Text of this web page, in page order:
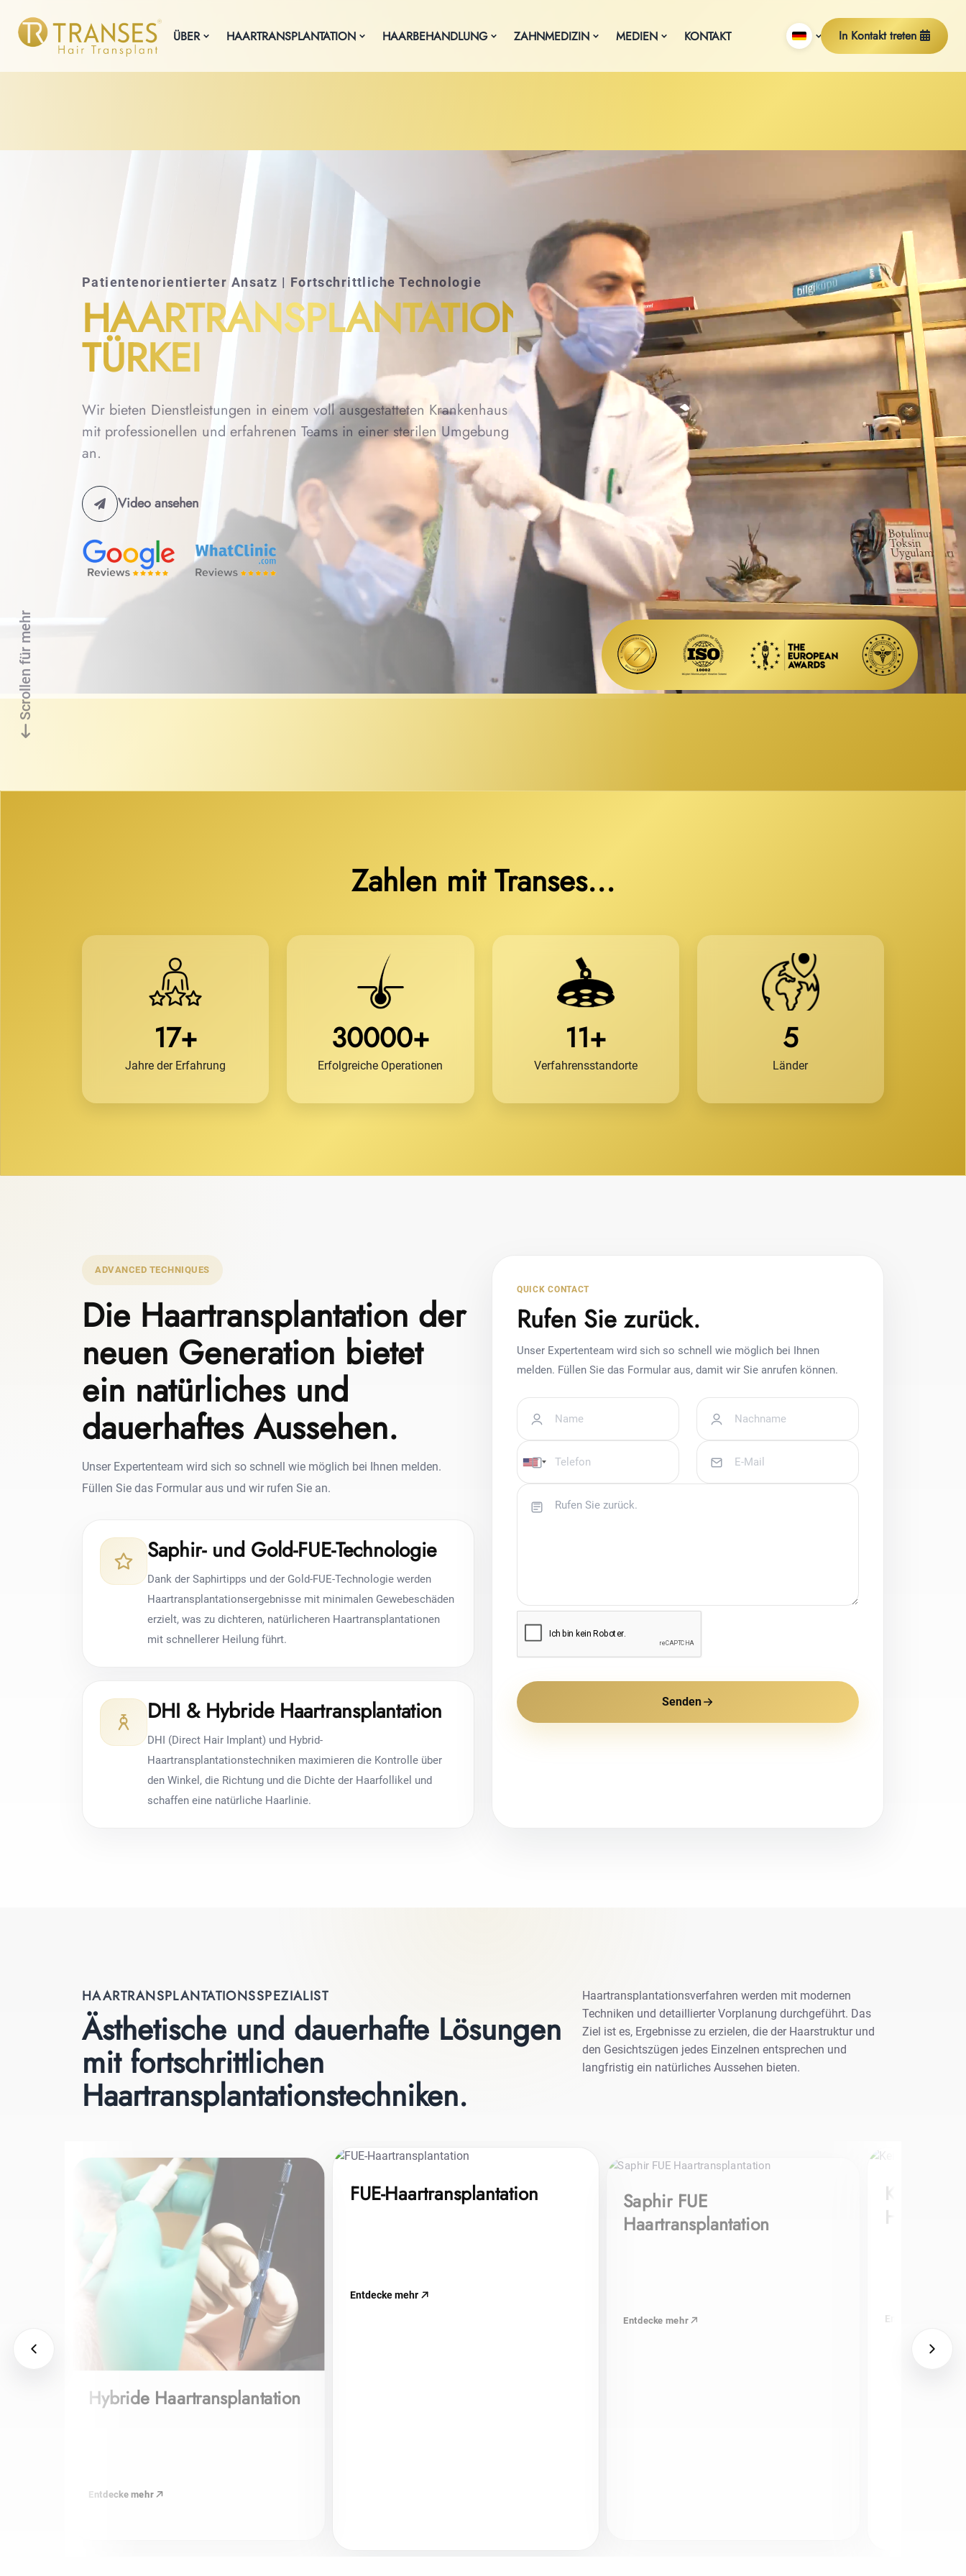
ÜBER HAARTRANSPLANTATION HAARBEHANDLUNG ZAHNMEDIZIN MEDIEN KONTAKT In Kontakt treten
Patientenorientierter Ansatz | Fortschrittliche Technologie
HAARTRANSPLANTATION
TÜRKEI
Wir bieten Dienstleistungen in einem voll ausgestatteten Krankenhaus
mit professionellen und erfahrenen Teams in einer sterilen Umgebung
an.
Video ansehen
Scrollen für mehr
Zahlen mit Transes...
17+
Jahre der Erfahrung
30000+
Erfolgreiche Operationen
11+
Verfahrensstandorte
5
Länder
ADVANCED TECHNIQUES
Die Haartransplantation der
neuen Generation bietet
ein natürliches und
dauerhaftes Aussehen.
Unser Expertenteam wird sich so schnell wie möglich bei Ihnen melden.
Füllen Sie das Formular aus und wir rufen Sie an.
Saphir- und Gold-FUE-Technologie
Dank der Saphirtipps und der Gold-FUE-Technologie werden
Haartransplantationsergebnisse mit minimalen Gewebeschäden
erzielt, was zu dichteren, natürlicheren Haartransplantationen
mit schnellerer Heilung führt.
DHI & Hybride Haartransplantation
DHI (Direct Hair Implant) und Hybrid-
Haartransplantationstechniken maximieren die Kontrolle über
den Winkel, die Richtung und die Dichte der Haarfollikel und
schaffen eine natürliche Haarlinie.
QUICK CONTACT
Rufen Sie zurück.
Unser Expertenteam wird sich so schnell wie möglich bei Ihnen
melden. Füllen Sie das Formular aus, damit wir Sie anrufen können.
Senden
HAARTRANSPLANTATIONSSPEZIALIST
Ästhetische und dauerhafte Lösungen
mit fortschrittlichen
Haartransplantationstechniken.
Haartransplantationsverfahren werden mit modernen
Techniken und detaillierter Vorplanung durchgeführt. Das
Ziel ist es, Ergebnisse zu erzielen, die der Haarstruktur und
den Gesichtszügen jedes Einzelnen entsprechen und
langfristig ein natürliches Aussehen bieten.
Hybride Haartransplantation
Entdecke mehr
FUE-Haartransplantation
Entdecke mehr
Saphir FUE
Haartransplantation
Entdecke mehr
Keine
Entdecke mehr